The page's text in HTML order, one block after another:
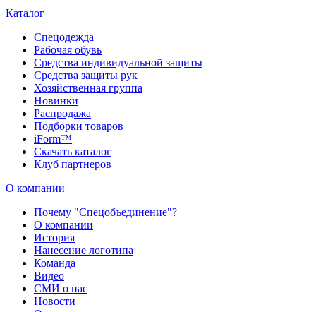
Каталог
Спецодежда
Рабочая обувь
Средства индивидуальной защиты
Средства защиты рук
Хозяйственная группа
Новинки
Распродажа
Подборки товаров
iForm™
Скачать каталог
Клуб партнеров
О компании
Почему "Спецобъединение"?
О компании
История
Нанесение логотипа
Команда
Видео
СМИ о нас
Новости